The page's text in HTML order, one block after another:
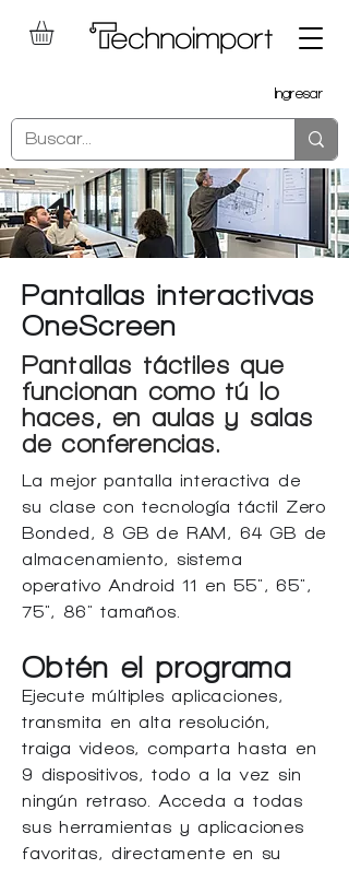
Ingresar
1
Pantallas interactivas
OneScreen
Pantallas táctiles que
funcionan como tú lo
haces, en aulas y salas
de conferencias.
La mejor pantalla interactiva de
su clase con tecnología táctil Zero
Bonded, 8 GB de RAM, 64 GB de
almacenamiento, sistema
operativo Android 11 en 55", 65",
75", 86" tamaños.
Obtén el programa
Ejecute múltiples aplicaciones,
transmita en alta resolución,
traiga videos, comparta hasta en
9 dispositivos, todo a la vez sin
ningún retraso. Acceda a todas
sus herramientas y aplicaciones
favoritas, directamente en su